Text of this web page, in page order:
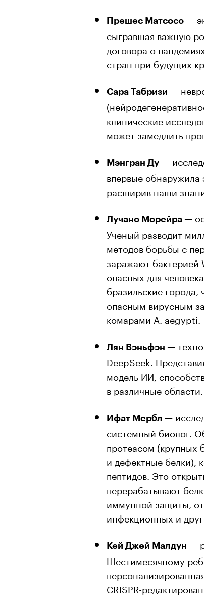
Прешес Матсосо —
сыгравшая важную
договора о
стран при будущих
Сара Табризи —
клинические
может замедлить
Мэнгран Ду —
впервые обнаружила
расширив наши
Лучано Морейра —
Ученый разводит
методов борьбы с
заражают бактерией
опасных для
бразильские
опасным вирусным
комарами A. aegypti.
Лян Вэньфэн —
DeepSeek.
модель ИИ,
в различные области.
Ифат Мербл —
системный биолог.
протеасом (крупных
и дефектные белки),
пептидов. Это
перерабатывают
иммунной защиты,
инфекционных и
Кей Джей Малдун —
Шестимесячному
CRISPR-